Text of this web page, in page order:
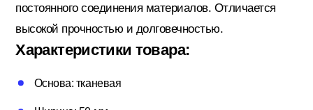
Плита OSB; Фанера; Клей для Паркета
постоянного соединения материалов. Отличается
высокой прочностью и долговечностью.
Характеристики товара:
Основа: тканевая